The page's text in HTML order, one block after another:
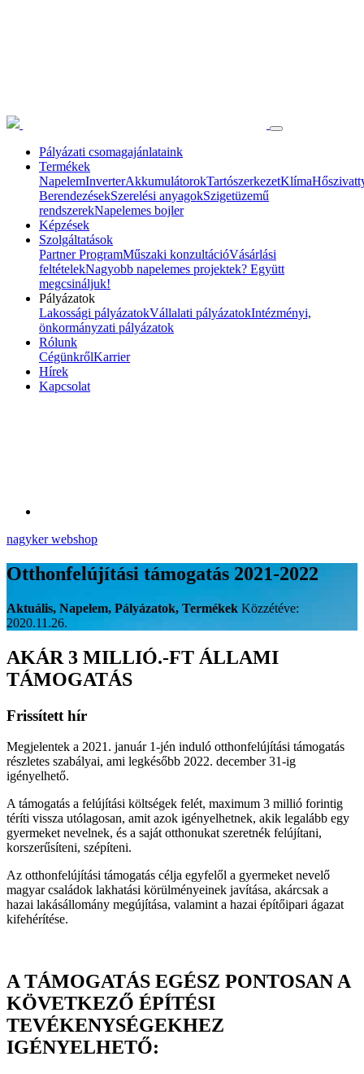
Pályázati csomagajánlataink
Termékek
NapelemInverterAkkumulátorokTartószerkezetKlíma
BerendezésekSzerelési anyagokSzigetüzemű
rendszerekNapelemes bojler
Képzések
Szolgáltatások
Partner ProgramMűszaki konzultációVásárlási
feltételekNagyobb napelemes projektek? Együtt
megcsináljuk!
Pályázatok
Lakossági pályázatokVállalati pályázatokIntézményi,
önkormányzati pályázatok
Rólunk
CégünkrőlKarrier
Hírek
Kapcsolat
nagyker webshop
Otthonfelújítási támogatás 2021-2022
Aktuális, Napelem, Pályázatok, Termékek Közzétéve:
2020.11.26.
AKÁR 3 MILLIÓ.-FT ÁLLAMI
TÁMOGATÁS
Frissített hír
Megjelentek a 2021. január 1-jén induló otthonfelújítási támogatás
részletes szabályai, ami legkésőbb 2022. december 31-ig
igényelhető.
A támogatás a felújítási költségek felét, maximum 3 millió forintig
téríti vissza utólagosan, amit azok igényelhetnek, akik legalább egy
gyermeket nevelnek, és a saját otthonukat szeretnék felújítani,
korszerűsíteni, szépíteni.
Az otthonfelújítási támogatás célja egyfelől a gyermeket nevelő
magyar családok lakhatási körülményeinek javítása, akárcsak a
hazai lakásállomány megújítása, valamint a hazai építőipari ágazat
kifehérítése.
A TÁMOGATÁS EGÉSZ PONTOSAN A
KÖVETKEZŐ ÉPÍTÉSI
TEVÉKENYSÉGEKHEZ
IGÉNYELHETŐ: